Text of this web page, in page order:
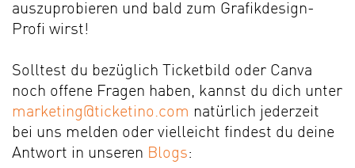
auszuprobieren und bald zum Grafikdesign-
Profi wirst!
Solltest du bezüglich Ticketbild oder Canva
noch offene Fragen haben, kannst du dich unter
marketing@ticketino.com natürlich jederzeit
bei uns melden oder vielleicht findest du deine
Antwort in unseren Blogs: